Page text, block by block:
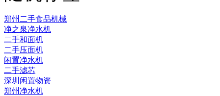
郑州二手食品机械
净之泉净水机
二手和面机
二手压面机
闲置净水机
二手滤芯
深圳闲置物资
郑州净水机